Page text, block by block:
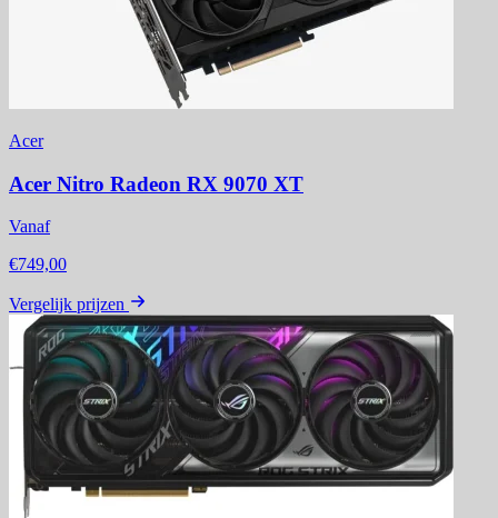
Acer
Acer Nitro Radeon RX 9070 XT
Vanaf
€749,00
Vergelijk prijzen